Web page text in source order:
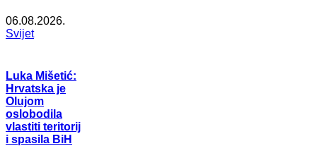
06.08.2026.
Svijet
Luka Mišetić:
Hrvatska je
Olujom
oslobodila
vlastiti teritorij
i spasila BiH